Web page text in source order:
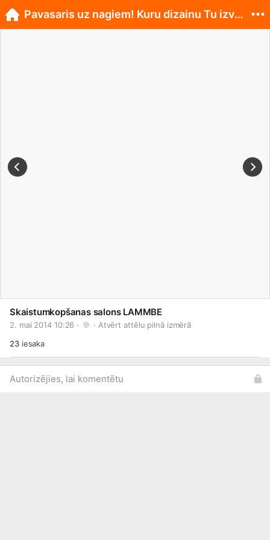
Skaistumkopšanas salons LAMMBE
2. mai 2014 10:26 · · Atvērt attēlu pilnā izmērā
23iesaka
Autorizējies, lai komentētu
Pavasaris uz nagiem! Kuru dizainu Tu izvēlies?